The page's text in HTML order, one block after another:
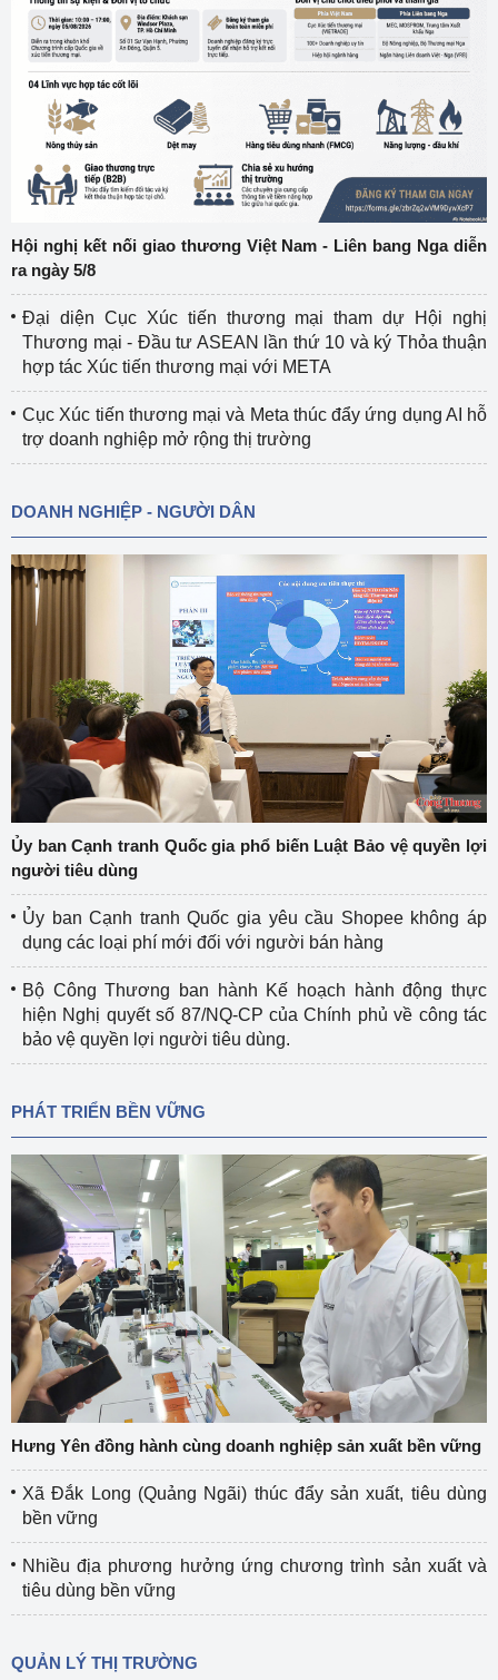
Hội nghị kết nối giao thương Việt Nam - Liên bang Nga diễn
ra ngày 5/8
Đại diện Cục Xúc tiến thương mại tham dự Hội nghị
Thương mại - Đầu tư ASEAN lần thứ 10 và ký Thỏa thuận
hợp tác Xúc tiến thương mại với META
Cục Xúc tiến thương mại và Meta thúc đẩy ứng dụng AI hỗ
trợ doanh nghiệp mở rộng thị trường
DOANH NGHIỆP - NGƯỜI DÂN
Ủy ban Cạnh tranh Quốc gia phổ biến Luật Bảo vệ quyền lợi
người tiêu dùng
Ủy ban Cạnh tranh Quốc gia yêu cầu Shopee không áp
dụng các loại phí mới đối với người bán hàng
Bộ Công Thương ban hành Kế hoạch hành động thực
hiện Nghị quyết số 87/NQ-CP của Chính phủ về công tác
bảo vệ quyền lợi người tiêu dùng.
PHÁT TRIỂN BỀN VỮNG
Hưng Yên đồng hành cùng doanh nghiệp sản xuất bền vững
Xã Đắk Long (Quảng Ngãi) thúc đẩy sản xuất, tiêu dùng
bền vững
Nhiều địa phương hưởng ứng chương trình sản xuất và
tiêu dùng bền vững
QUẢN LÝ THỊ TRƯỜNG